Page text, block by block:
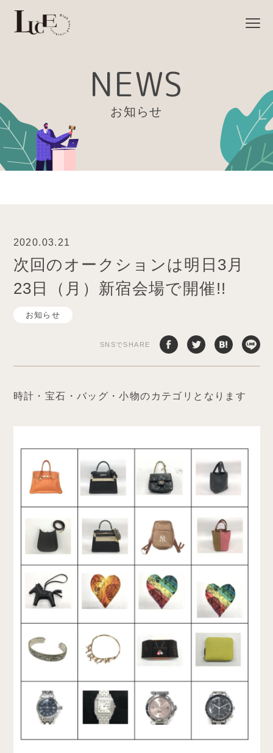
NEWS
お知らせ
2020.03.21
次回のオークションは明日3月
23日（月）新宿会場で開催!!
お知らせ
SNSでSHARE
時計・宝石・バッグ・小物のカテゴリとなります